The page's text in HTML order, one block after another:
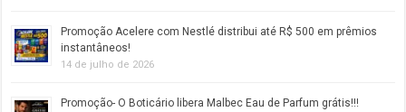
Promoção Acelere com Nestlé distribui até R$ 500 em prêmios
instantâneos!
14 de julho de 2026
Promoção- O Boticário libera Malbec Eau de Parfum grátis!!!